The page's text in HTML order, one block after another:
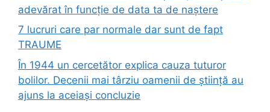
adevărat în funcție de data ta de naștere
7 lucruri care par normale dar sunt de fapt
TRAUME
În 1944 un cercetător explica cauza tuturor
bolilor. Decenii mai târziu oamenii de știință au
ajuns la aceiași concluzie